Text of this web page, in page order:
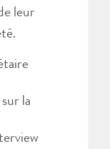
leur
la